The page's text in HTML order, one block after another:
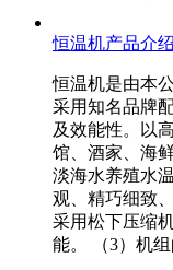
恒温机产品介绍
恒温机是由本
采用知名品牌
及效能性。以
馆、酒家、海
淡海水养殖水
观、精巧细致
采用松下压缩
能。 （3）机